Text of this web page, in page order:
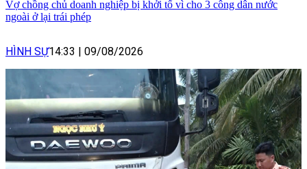
Vợ chồng chủ doanh nghiệp bị khởi tố vì cho 3 công dân nước
ngoài ở lại trái phép
HÌNH SỰ14:33 09/08/2026